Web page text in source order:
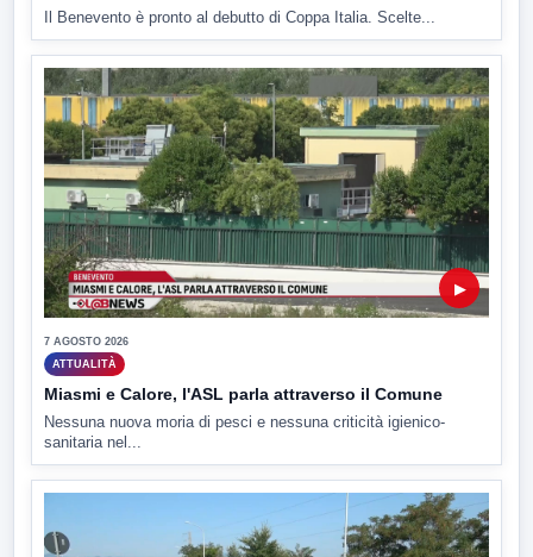
Il Benevento è pronto al debutto di Coppa Italia. Scelte...
▶
7 AGOSTO 2026
ATTUALITÀ
Miasmi e Calore, l'ASL parla attraverso il Comune
Nessuna nuova moria di pesci e nessuna criticità igienico-
sanitaria nel...